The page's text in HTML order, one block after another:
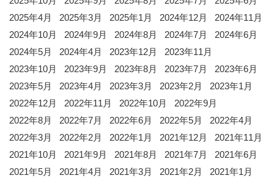
2025年4月
2025年3月 2025年1月 2024年12月
2024年11月
2024年10月
2024年9月 2024年8月 2024年7月
2024年6月
2024年5月
2024年4月 2023年12月
2023年11月
2023年10月
2023年9月 2023年8月 2023年7月
2023年6月
2023年5月
2023年4月 2023年3月 2023年2月
2023年1月
2022年12月
2022年11月 2022年10月
2022年9月
2022年8月
2022年7月 2022年6月 2022年5月
2022年4月
2022年3月
2022年2月 2022年1月 2021年12月
2021年11月
2021年10月
2021年9月 2021年8月 2021年7月
2021年6月
2021年5月
2021年4月 2021年3月 2021年2月
2021年1月